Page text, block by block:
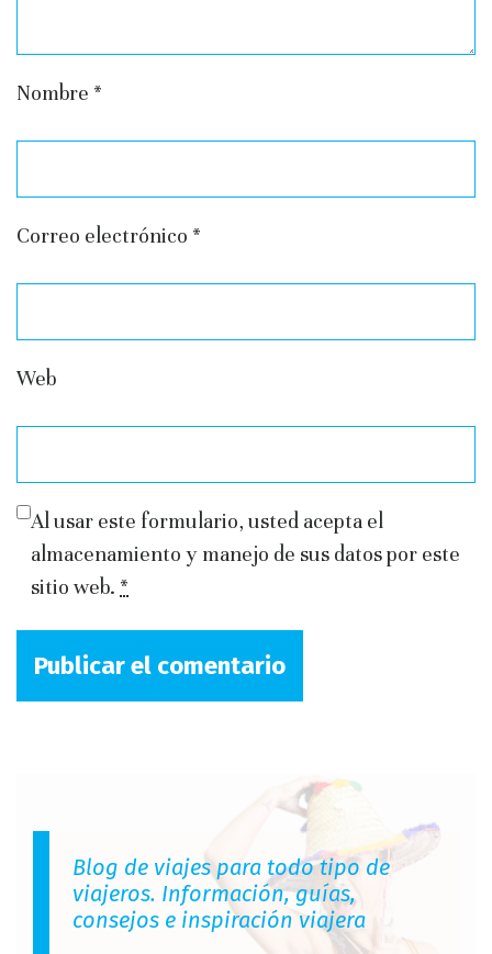
Nombre *
Correo electrónico *
Web
Al usar este formulario, usted acepta el
almacenamiento y manejo de sus datos por este
sitio web. *
Blog de viajes para todo tipo de
viajeros. Información, guías,
consejos e inspiración viajera